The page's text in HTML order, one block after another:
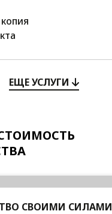
ЕЩЕ УСЛУГИ
СВОИМИ СИЛАМИ